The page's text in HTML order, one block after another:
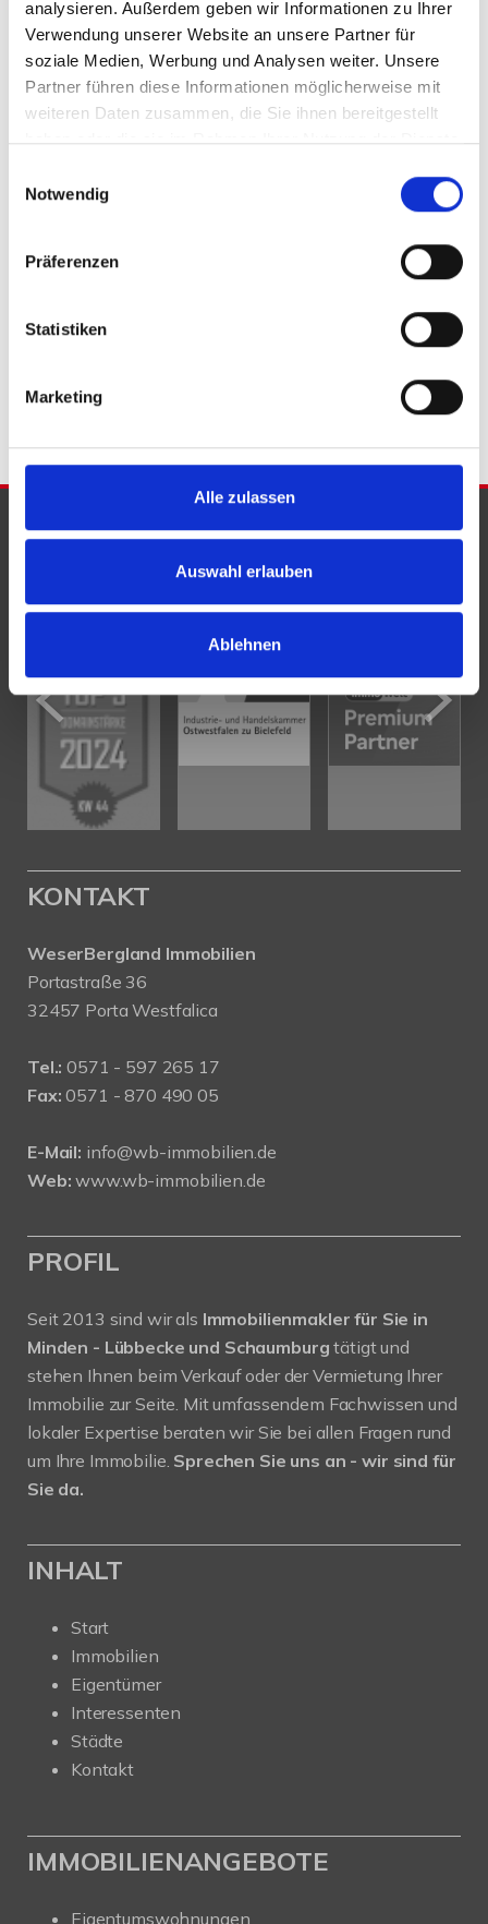
analysieren. Außerdem geben wir Informationen zu Ihrer
Verwendung unserer Website an unsere Partner für
soziale Medien, Werbung und Analysen weiter. Unsere
Partner führen diese Informationen möglicherweise mit
weiteren Daten zusammen, die Sie ihnen bereitgestellt
haben oder die sie im Rahmen Ihrer Nutzung der Dienste
Notwendig
Präferenzen
Statistiken
Marketing
Alle zulassen
Auswahl erlauben
Ablehnen
Ich habe die Datenschutzerklärung zur Kenntnis genommen. Ich
meiner Anfrage elektronisch erhoben und gespeichert werden. Ich
bin einverstanden, dass Sie mich per Telefon/E-Mail kontaktieren.
Hinweis: Sie können Ihre Einwilligung jederzeit für die Zukunft per E-
Mail an info@wb-immobilien.de widerrufen. *
PARTNER & AUSZEICHNUNGEN
KONTAKT
WeserBergland Immobilien
Portastraße 36
32457 Porta Westfalica
Tel.: 0571 - 597 265 17
Fax: 0571 - 870 490 05
E-Mail: info@wb-immobilien.de
Web: www.wb-immobilien.de
PROFIL
Seit 2013 sind wir als Immobilienmakler für Sie in
Minden - Lübbecke und Schaumburgtätigt und
stehen Ihnen beim Verkauf oder der Vermietung Ihrer
Immobilie zur Seite. Mit umfassendem Fachwissen und
lokaler Expertise beraten wir Sie bei allen Fragen rund
um Ihre Immobilie. Sprechen Sie uns an - wir sind für
Sie da.
INHALT
Start
Immobilien
Eigentümer
Interessenten
Städte
Kontakt
IMMOBILIENANGEBOTE
Eigentumswohnungen